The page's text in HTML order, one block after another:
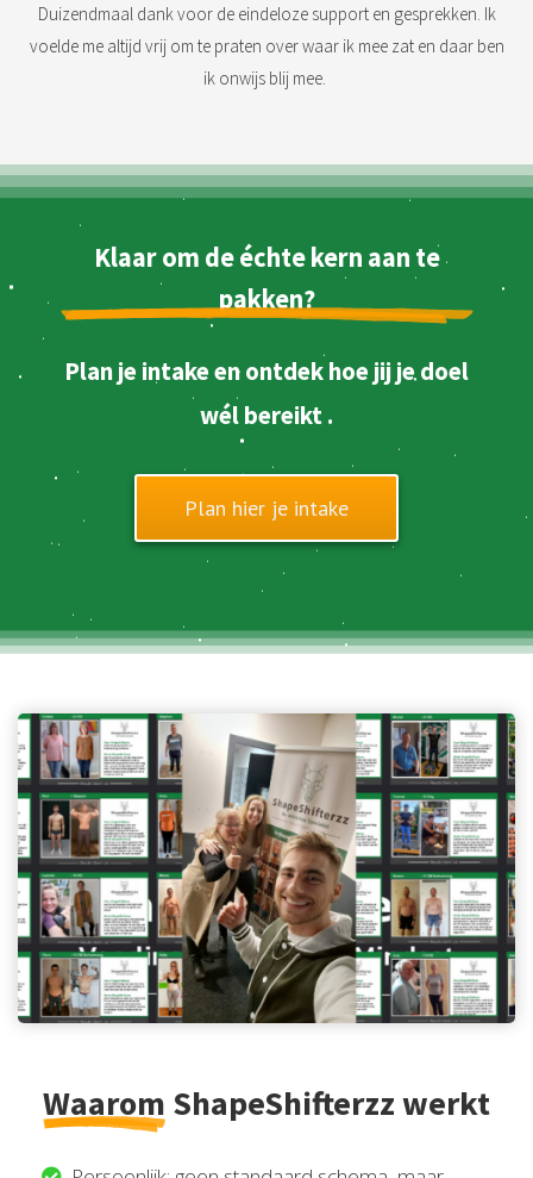
Duizendmaal dank voor de eindeloze support en gesprekken. Ik
voelde me altijd vrij om te praten over waar ik mee zat en daar ben
ik onwijs blij mee.
Klaar om de échte kern aan te
pakken?
Plan je intake en ontdek hoe jij je doel
wél bereikt .
Plan hier je intake
Waarom ShapeShifterzz werkt